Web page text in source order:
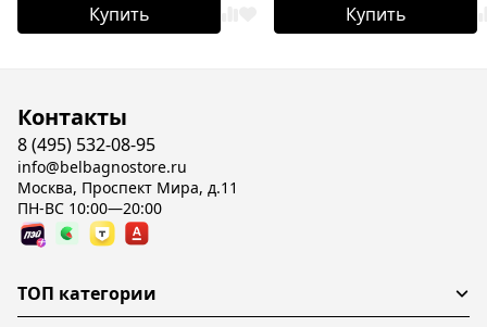
Купить Купить
Контакты
8 (495) 532-08-95
info@belbagnostore.ru
Москва, Проспект Мира, д.11
ПН-ВС 10:00—20:00
ТОП категории